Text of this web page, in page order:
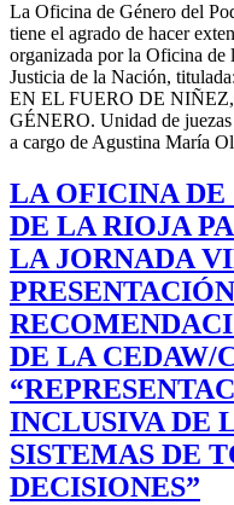
La Oficina de Género del
tiene el agrado de hacer
organizada por la Oficina
Justicia de la Nación,
EN EL FUERO DE
GÉNERO. Unidad de
a cargo de Agustina María
LA OFICINA DE
DE LA RIOJA
LA JORNADA
DE LA CEDAW/
INCLUSIVA DE
SISTEMAS DE
DECISIONES”